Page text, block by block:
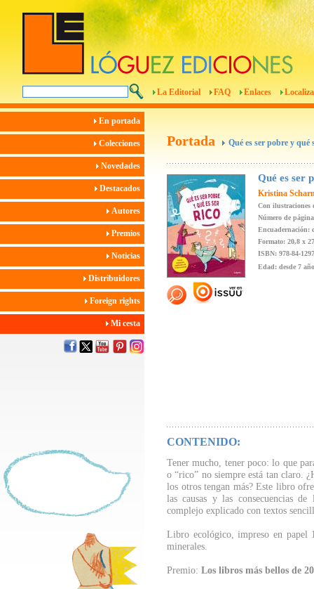
La Editorial FAQ Enlaces
En portada
Colecciones
Novedades
Destacados
Autores
Premios
Noticias
Distribuidores
Foreign rights
Mi cesta
Portada Qué es ser pobre y qué
Qué es ser
Kristina
Con ilustraciones
Número de
Encuadernación:
Formato: 20,8 x
ISBN: 978-84-
Edad: desde 7
CONTENIDO:
Tener mucho, tener poco: lo que
o “rico” no siempre está tan claro.
los otros tengan más? Este libro
las causas y las consecuencias
complejo explicado con textos
Libro ecológico, impreso en papel
minerales.
Premio: Los libros más bellos de